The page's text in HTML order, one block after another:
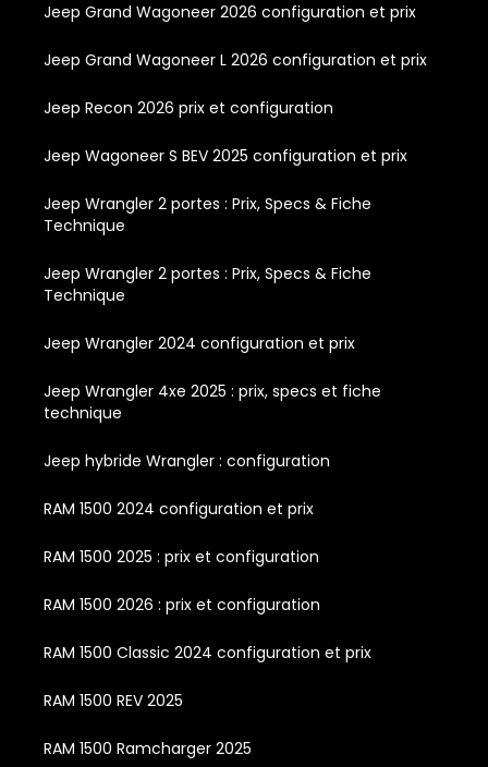
Jeep Grand Wagoneer 2026 configuration et prix
Jeep Grand Wagoneer L 2026 configuration et prix
Jeep Recon 2026 prix et configuration
Jeep Wagoneer S BEV 2025 configuration et prix
Jeep Wrangler 2 portes : Prix, Specs & Fiche
Technique
Jeep Wrangler 2 portes : Prix, Specs & Fiche
Technique
Jeep Wrangler 2024 configuration et prix
Jeep Wrangler 4xe 2025 : prix, specs et fiche
technique
Jeep hybride Wrangler : configuration
RAM 1500 2024 configuration et prix
RAM 1500 2025 : prix et configuration
RAM 1500 2026 : prix et configuration
RAM 1500 Classic 2024 configuration et prix
RAM 1500 REV 2025
RAM 1500 Ramcharger 2025